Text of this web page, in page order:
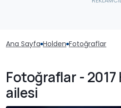
Ana Sayfa Holden Fotoğraflar
Fotoğraflar - 2017
ailesi